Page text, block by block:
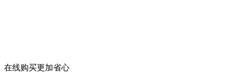
在线购买更加省心